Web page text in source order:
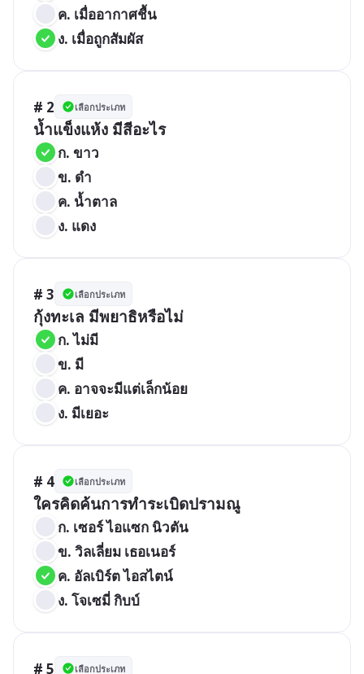
ค. เมื่ออากาศชื้น
ง. เมื่อถูกสัมผัส
# 2 เลือกประเภท
ก. ขาว
ข. ดำ
ค. น้ำตาล
ง. แดง
# 3 เลือกประเภท
ก. ไม่มี
ข. มี
ค. อาจจะมีแต่เล็กน้อย
ง. มีเยอะ
# 4 เลือกประเภท
ใครคิดค้นการทำระเบิดปรามณู
ก. เซอร์ ไอแซก นิวตัน
ข. วิลเลี่ยม เธอเนอร์
ค. อัลเบิร์ต ไอสไตน์
ง. โจเซมี่ กิบบ์
# 5 เลือกประเภท